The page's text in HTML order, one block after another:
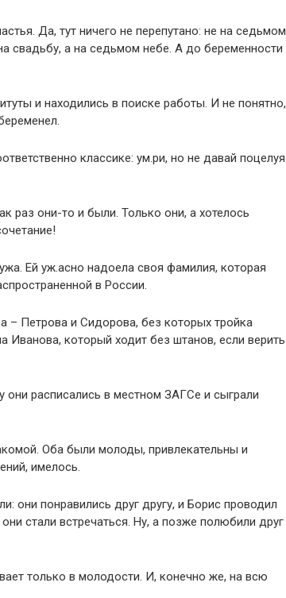
Да, тут ничего не перепутано: не на седьмом
свадьбу, а на седьмом небе. А до беременности
и находились в поиске работы. И не понятно,
классике: ум.ри, но не давай поцелуя
раз они-то и были. Только они, а хотелось
Ей уж.асно надоела своя фамилия, которая
в России.
– Петрова и Сидорова, без которых тройка
Иванова, который ходит без штанов, если верить
они расписались в местном ЗАГСе и сыграли
Оба были молоды, привлекательны и
имелось.
они понравились друг другу, и Борис проводил
стали встречаться. Ну, а позже полюбили друг
только в молодости. И, конечно же, на всю